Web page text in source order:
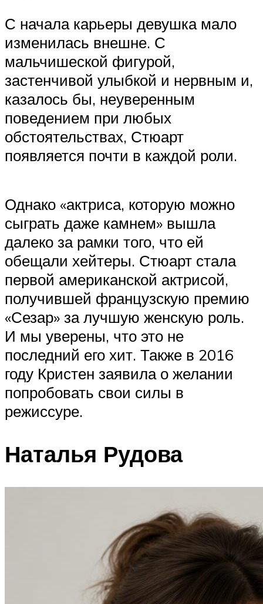
С начала карьеры девушка мало
изменилась внешне. С
мальчишеской фигурой,
застенчивой улыбкой и нервным и,
казалось бы, неуверенным
поведением при любых
обстоятельствах, Стюарт
появляется почти в каждой роли.
Однако «актриса, которую можно
сыграть даже камнем» вышла
далеко за рамки того, что ей
обещали хейтеры. Стюарт стала
первой американской актрисой,
получившей французскую премию
«Сезар» за лучшую женскую роль.
И мы уверены, что это не
последний его хит. Также в 2016
году Кристен заявила о желании
попробовать свои силы в
режиссуре.
Наталья Рудова